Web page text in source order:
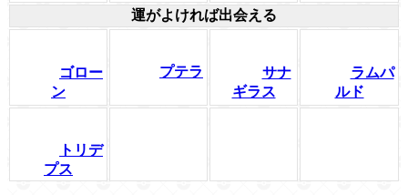
運がよければ出会える
ゴロー
ン
プテラ
サナ
ギラス
ラムパ
ルド
トリデ
プス